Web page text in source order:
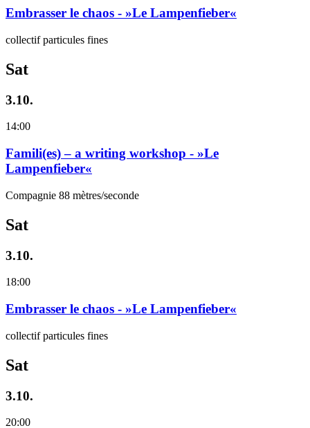
Embrasser le chaos - »Le Lampenfieber«
collectif particules fines
Sat
3.10.
14:00
Famili(es) – a writing workshop - »Le
Lampenfieber«
Compagnie 88 mètres/seconde
Sat
3.10.
18:00
Embrasser le chaos - »Le Lampenfieber«
collectif particules fines
Sat
3.10.
20:00